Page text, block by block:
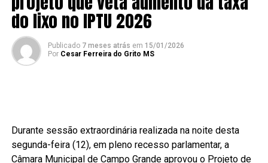
do lixo no IPTU 2026
Publicado 7 meses atrás em 15/01/2026
Por Cesar Ferreira do Grito MS
Durante sessão extraordinária realizada na noite desta
segunda-feira (12), em pleno recesso parlamentar, a
Câmara Municipal de Campo Grande aprovou o Projeto de